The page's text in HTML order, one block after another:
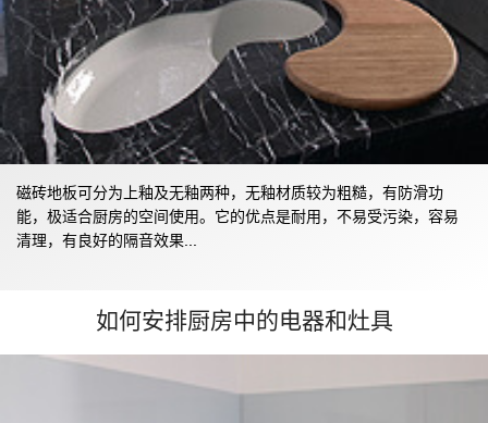
磁砖地板可分为上釉及无釉两种，无釉材质较为粗糙，有防滑功
能，极适合厨房的空间使用。它的优点是耐用，不易受污染，容易
清理，有良好的隔音效果...
如何安排厨房中的电器和灶具